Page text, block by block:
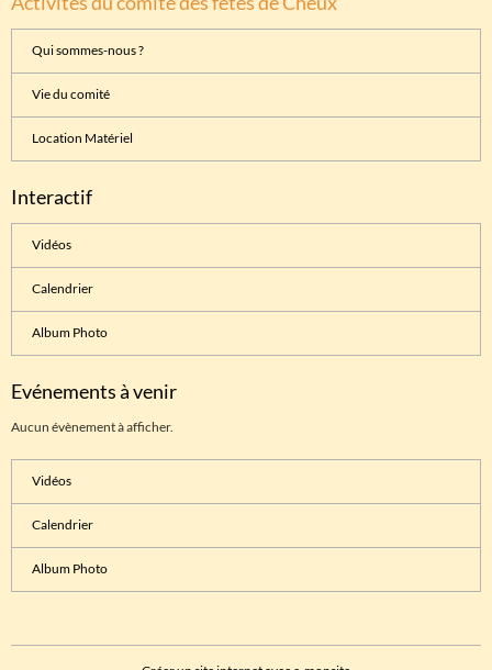
Qui sommes-nous ?
Vie du comité
Location Matériel
Interactif
Vidéos
Calendrier
Album Photo
Evénements à venir
Aucun évènement à afficher.
Vidéos
Calendrier
Album Photo